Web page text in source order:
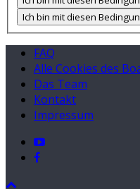
FAQ
Alle Cookies des
Das Team
Kontakt
Impressum